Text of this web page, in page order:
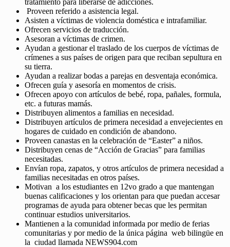
tratamiento para liberarse de adicciones.
Proveen referido a asistencia legal.
Asisten a víctimas de violencia doméstica e intrafamiliar.
Ofrecen servicios de traducción.
Asesoran a víctimas de crimen.
Ayudan a gestionar el traslado de los cuerpos de víctimas de
crímenes a sus países de origen para que reciban sepultura en
su tierra.
Ayudan a realizar bodas a parejas en desventaja económica.
Ofrecen guía y asesoría en momentos de crisis.
Ofrecen apoyo con artículos de bebé, ropa, pañales, formula,
etc. a futuras mamás.
Distribuyen alimentos a familias en necesidad.
Distribuyen artículos de primera necesidad a envejecientes en
hogares de cuidado en condición de abandono.
Proveen canastas en la celebración de “Easter” a niños.
Distribuyen cenas de “Acción de Gracias” para familias
necesitadas.
Envían ropa, zapatos, y otros artículos de primera necesidad a
familias necesitadas en otros países.
Motivan a los estudiantes en 12vo grado a que mantengan
buenas calificaciones y los orientan para que puedan accesar
programas de ayuda para obtener becas que les permitan
continuar estudios universitarios.
Mantienen a la comunidad informada por medio de ferias
comunitarias y por medio de la única página web bilingüe en
la ciudad llamada NEWS904.com